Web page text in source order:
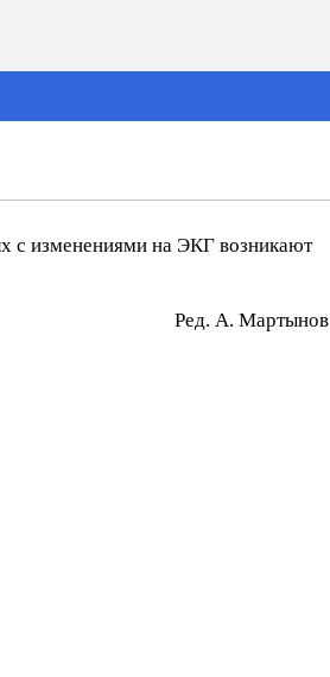
с изменениями на ЭКГ возникают
Peд. A. Mapтынoв